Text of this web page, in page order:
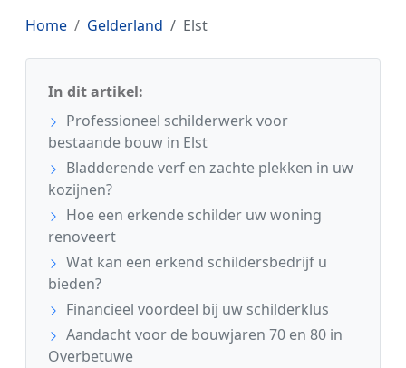
Home Gelderland Elst
In dit artikel:
Professioneel schilderwerk voor
bestaande bouw in Elst
Bladderende verf en zachte plekken in uw
kozijnen?
Hoe een erkende schilder uw woning
renoveert
Wat kan een erkend schildersbedrijf u
bieden?
Financieel voordeel bij uw schilderklus
Aandacht voor de bouwjaren 70 en 80 in
Overbetuwe